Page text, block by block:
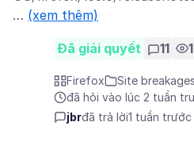
… (xem thêm)
Đã giải quyết 11
Firefox
Site breakages
đã hỏi vào lúc 2 tuần
jbrđã trả lời1 tuần trước